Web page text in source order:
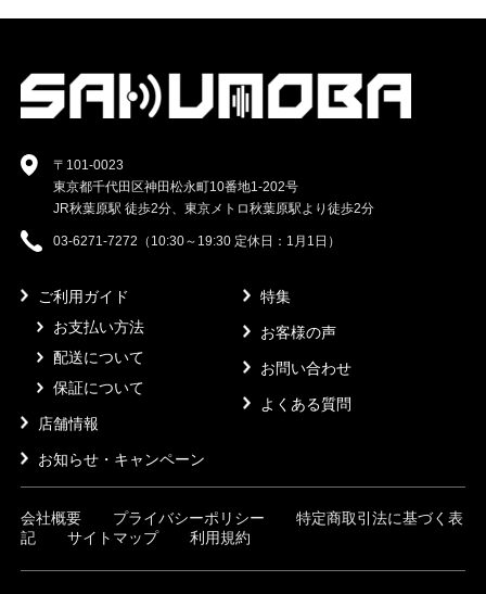
〒101-0023
東京都千代田区神田松永町10番地1-202号
JR秋葉原駅 徒歩2分、東京メトロ秋葉原駅より徒歩2分
03-6271-7272（10:30～19:30 定休日：1月1日）
ご利用ガイド
お支払い方法
配送について
保証について
店舗情報
お知らせ・キャンペーン
特集
お客様の声
お問い合わせ
よくある質問
会社概要 プライバシーポリシー
特定商取引法に基づく表
記
サイトマップ 利用規約